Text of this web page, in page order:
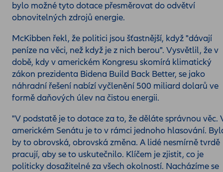
bylo možné tyto dotace přesměrovat do odvětví
obnovitelných zdrojů energie.
McKibben řekl, že politici jsou šťastnější, když "dávají
peníze na věci, než když je z nich berou". Vysvětlil, že v
době, kdy v americkém Kongresu skomírá klimatický
zákon prezidenta Bidena Build Back Better, se jako
náhradní řešení nabízí vyčlenění 500 miliard dolarů ve
formě daňových úlev na čistou energii.
"V podstatě je to dotace za to, že děláte správnou věc.
americkém Senátu je to v rámci jednoho hlasování.
by to obrovská, obrovská změna. A lidé nesmírně tvrdě
pracují, aby se to uskutečnilo. Klíčem je zjistit, co je
politicky dosažitelné za všech okolností. Nacházíme se